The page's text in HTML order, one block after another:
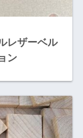
レザーベル
ン